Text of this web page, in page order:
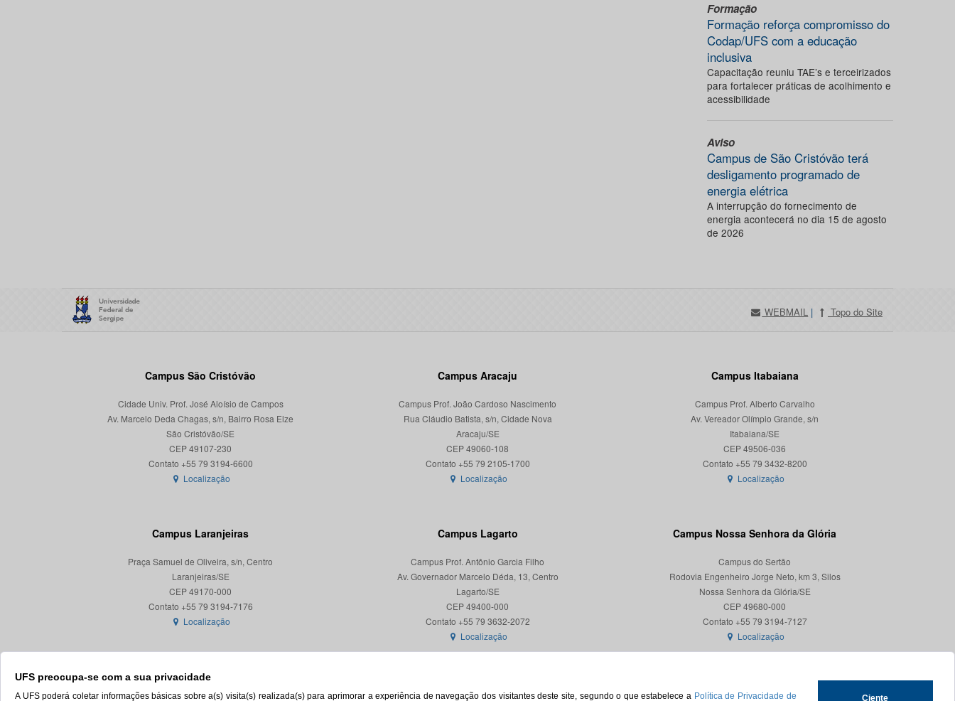
UFS preocupa-se com a sua privacidade
A UFS poderá coletar informações básicas sobre a(s) visita(s) realizada(s) para aprimorar a experiência de navegação dos visitantes deste site, segundo o que estabelece a Política de Privacidade de Ciente
Formação
Formação reforça compromisso do
Codap/UFS com a educação
inclusiva
Capacitação reuniu TAE’s e terceirizados
para fortalecer práticas de acolhimento e
acessibilidade
Aviso
Campus de São Cristóvão terá
desligamento programado de
energia elétrica
A interrupção do fornecimento de
energia acontecerá no dia 15 de agosto
de 2026
WEBMAIL | Topo do Site
Campus São Cristóvão
Cidade Univ. Prof. José Aloísio de Campos
Av. Marcelo Deda Chagas, s/n, Bairro Rosa Elze
São Cristóvão/SE
CEP 49107-230
Localização
Campus Aracaju
Campus Prof. João Cardoso Nascimento
Rua Cláudio Batista, s/n, Cidade Nova
Aracaju/SE
CEP 49060-108
Localização
Campus Itabaiana
Campus Prof. Alberto Carvalho
Av. Vereador Olímpio Grande, s/n
Itabaiana/SE
CEP 49506-036
Localização
Campus Laranjeiras
Praça Samuel de Oliveira, s/n, Centro
Laranjeiras/SE
CEP 49170-000
Localização
Campus Lagarto
Campus Prof. Antônio Garcia Filho
Av. Governador Marcelo Déda, 13, Centro
Lagarto/SE
CEP 49400-000
Localização
Campus Nossa Senhora da Glória
Campus do Sertão
Rodovia Engenheiro Jorge Neto, km 3, Silos
Nossa Senhora da Glória/SE
CEP 49680-000
Contato +55 79 3194-7127
Localização